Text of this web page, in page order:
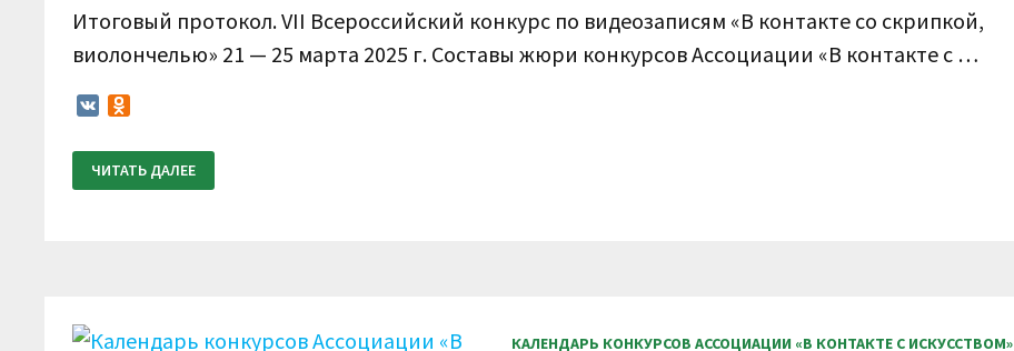
Итоговый протокол. VII Всероссийский конкурс по видеозаписям «В контакте со скрипкой,
виолончелью» 21 — 25 марта 2025 г. Составы жюри конкурсов Ассоциации «В контакте с …
VK
ПРОТОКОЛ.
VII
21
ЧИТАТЬ ДАЛЕЕ
КАЛЕНДАРЬ КОНКУРСОВ АССОЦИАЦИИ «В КОНТАКТЕ С ИСКУССТВОМ»